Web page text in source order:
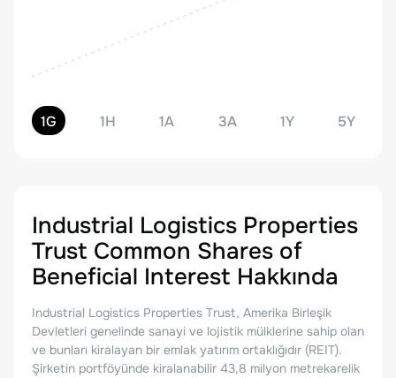
1G 1H 1A 3A 1Y 5Y
Industrial Logistics Properties
Trust Common Shares of
Beneficial Interest Hakkında
Industrial Logistics Properties Trust, Amerika Birleşik
Devletleri genelinde sanayi ve lojistik mülklerine sahip olan
ve bunları kiralayan bir emlak yatırım ortaklığıdır (REIT).
Şirketin portföyünde kiralanabilir 43,8 milyon metrekarelik